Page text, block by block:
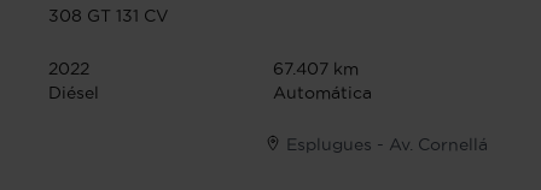
308 GT 131 CV
2022
67.407 km
Diésel
Automática
Esplugues - Av. Cornellá